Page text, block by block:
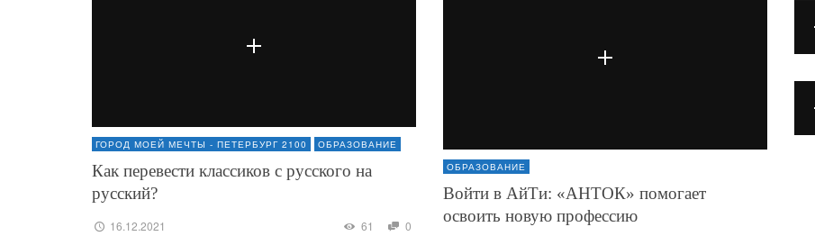
ГОРОД МОЕЙ МЕЧТЫ - ПЕТЕРБУРГ 2100 ОБРАЗОВАНИЕ
Как перевести классиков с русского на
русский?
16.12.2021 61 0
ОБРАЗОВАНИЕ
Войти в АйТи: «АНТОК» помогает
освоить новую профессию